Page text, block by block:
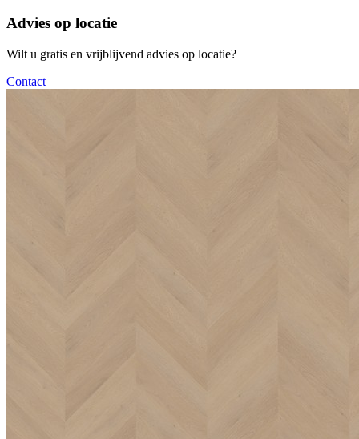
Advies op locatie
Wilt u gratis en vrijblijvend advies op locatie?
Contact